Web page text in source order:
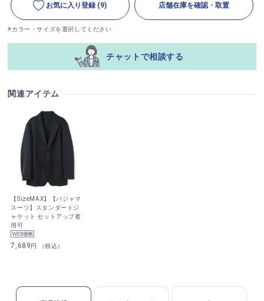
お気に入り登録 (9) 店舗在庫を確認・取置
※カラー・サイズを選択してください
チャットで相談する
関連アイテム
【SizeMAX】【パジャマ
スーツ】スタンダードジ
ャケット セットアップ着
用可
7,689円 （税込）